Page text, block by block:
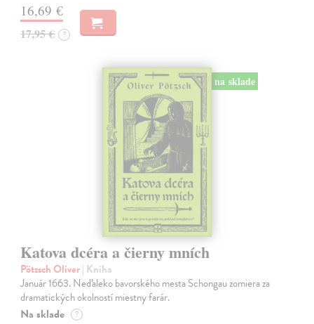
16,69 €
17,95 € ?
na sklade
Katova dcéra a čierny mních
Pötzsch Oliver| Kniha
Január 1663. Neďaleko bavorského mesta Schongau zomiera za
dramatických okolností miestny farár.
Na sklade ?